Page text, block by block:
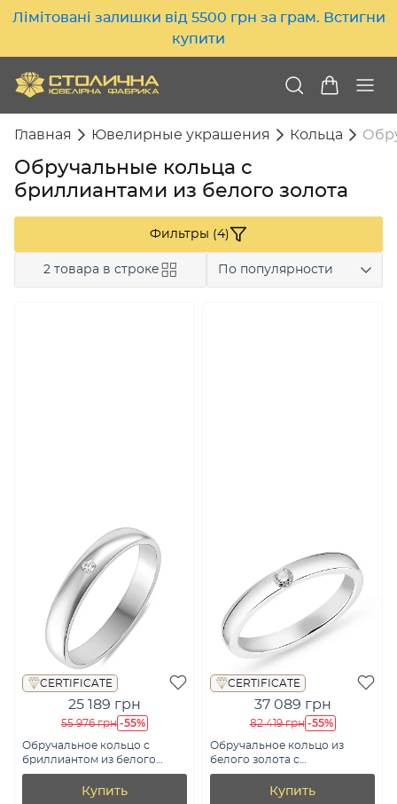
Лімітовані залишки від 5500 грн за грам. Встигни
купити
Главная Ювелирные украшения Кольца
Обручальные кольца с
бриллиантами из белого золота
Фильтры (4)
2 товара в строке По популярности
CERTIFICATE
25 189 грн
55 976 грн -55%
Обручальное кольцо с
бриллиантом из белого
золота (арт. К239183б)
Купить
CERTIFICATE
37 089 грн
82 419 грн -55%
Обручальное кольцо из
белого золота с
бриллиантом (арт.
К239216005б)Купить